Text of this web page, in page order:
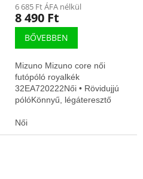
6 685 Ft ÁFA nélkül
8 490 Ft
BŐVEBBEN
Mizuno Mizuno core női
futópóló royalkék
32EA720222Női • Rövidujjú
pólóKönnyű, légáteresztő
edzésre optimalizálva
Női